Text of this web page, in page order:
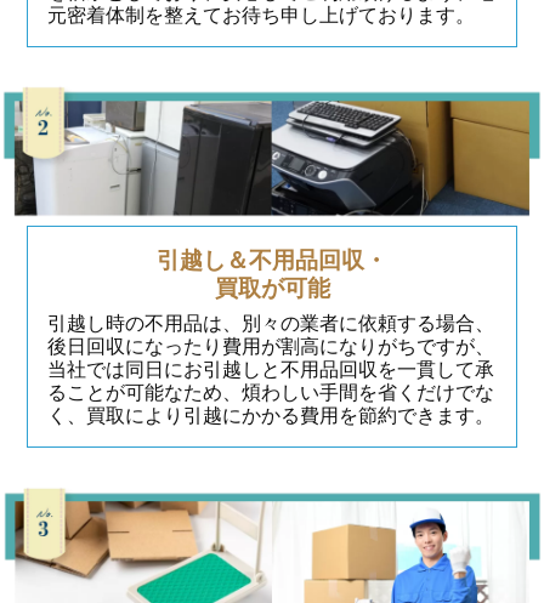
元密着体制を整えてお待ち申し上げております。
引越し＆不用品回収・
買取が可能
引越し時の不用品は、別々の業者に依頼する場合、
後日回収になったり費用が割高になりがちですが、
当社では同日にお引越しと不用品回収を一貫して承
ることが可能なため、煩わしい手間を省くだけでな
く、買取により引越にかかる費用を節約できます。